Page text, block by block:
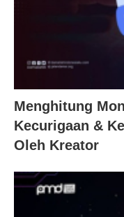
Menghitung
Kecurigaan &
Oleh Kreator